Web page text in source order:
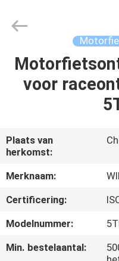
THUIS
VIDEO'S
OVER
ONS
Spare
Parts
Rights
Reserved.
voor
Plaats van
herkomst:
Merknaam:
Certificering:
Modelnummer:
Min. bestelaantal: